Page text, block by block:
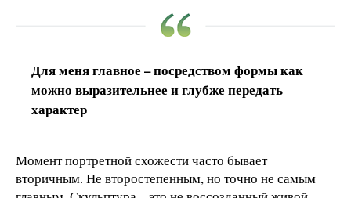
Для меня главное – посредством формы как
можно выразительнее и глубже передать
характер
Момент портретной схожести часто бывает
вторичным. Не второстепенным, но точно не самым